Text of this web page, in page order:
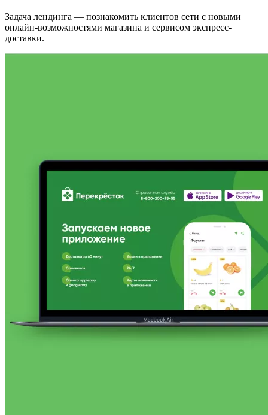
Задача лендинга — познакомить клиентов сети с новыми
онлайн-возможностями магазина и сервисом экспресс-
доставки.